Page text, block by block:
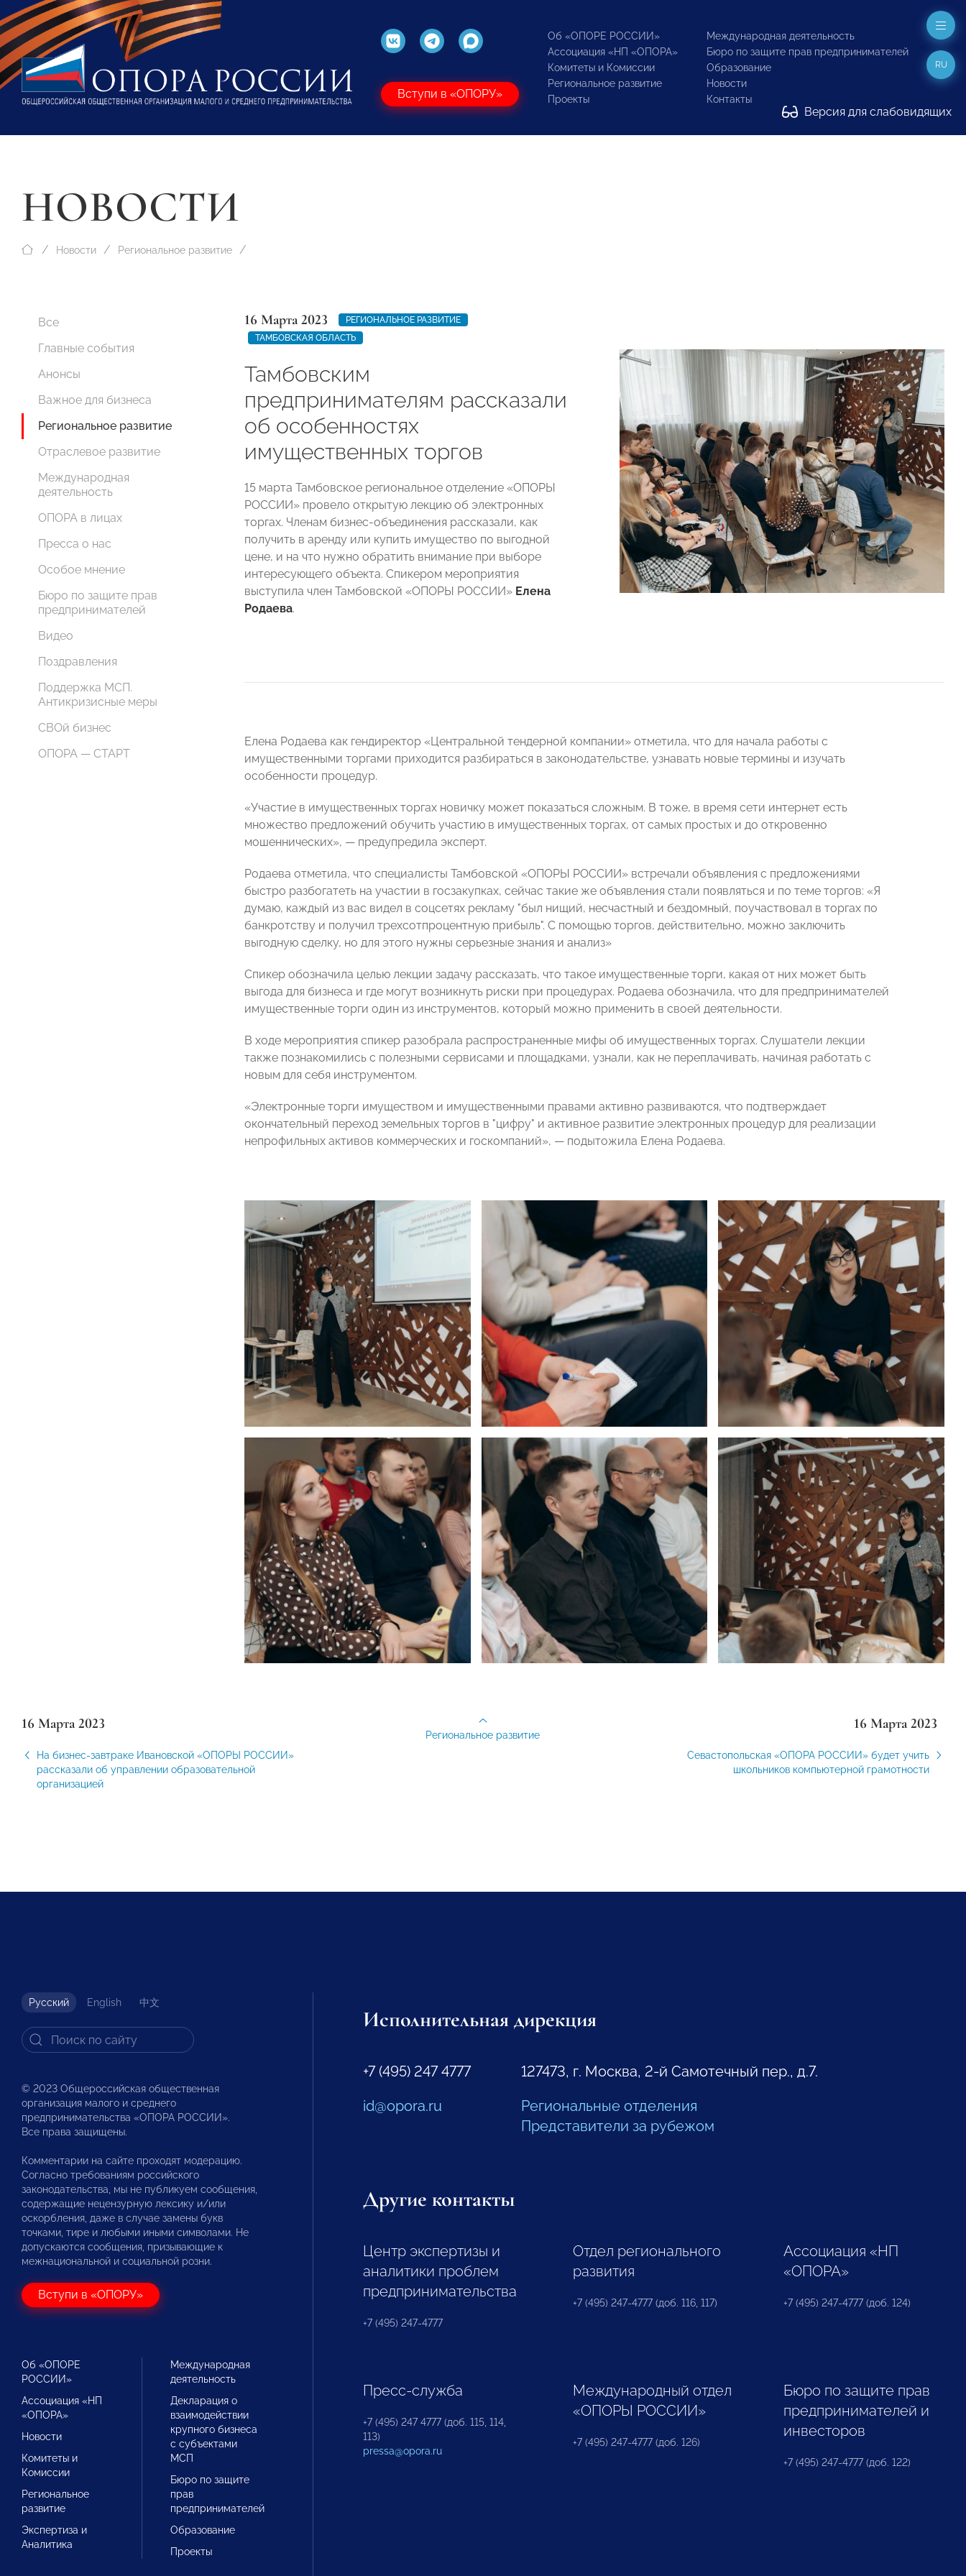
Вступи в «ОПОРУ»
Об «ОПОРЕ РОССИИ»
Ассоциация «НП «ОПОРА»
Комитеты и Комиссии
Региональное развитие
Проекты
Международная деятельность
Бюро по защите прав предпринимателей
Образование
Новости
Контакты
Версия для слабовидящих
RU
НОВОСТИ
Новости Региональное развитие
Все
Главные события
Анонсы
Важное для бизнеса
Региональное развитие
Отраслевое развитие
Международная
деятельность
ОПОРА в лицах
Пресса о нас
Особое мнение
Бюро по защите прав
предпринимателей
Видео
Поздравления
Поддержка МСП.
Антикризисные меры
СВОй бизнес
ОПОРА — СТАРТ
16 Марта 2023
РЕГИОНАЛЬНОЕ РАЗВИТИЕ
ТАМБОВСКАЯ ОБЛАСТЬ
Тамбовским
предпринимателям рассказали
об особенностях
имущественных торгов
15 марта Тамбовское региональное отделение «ОПОРЫ
РОССИИ» провело открытую лекцию об электронных
торгах. Членам бизнес-объединения рассказали, как
получить в аренду или купить имущество по выгодной
цене, и на что нужно обратить внимание при выборе
интересующего объекта. Спикером мероприятия
выступила член Тамбовской «ОПОРЫ РОССИИ» Елена
Родаева.
Елена Родаева как гендиректор «Центральной тендерной компании» отметила, что для начала работы с
имущественными торгами приходится разбираться в законодательстве, узнавать новые термины и изучать
особенности процедур.
«Участие в имущественных торгах новичку может показаться сложным. В тоже, в время сети интернет есть
множество предложений обучить участию в имущественных торгах, от самых простых и до откровенно
мошеннических», — предупредила эксперт.
Родаева отметила, что специалисты Тамбовской «ОПОРЫ РОССИИ» встречали объявления с предложениями
быстро разбогатеть на участии в госзакупках, сейчас такие же объявления стали появляться и по теме торгов: «Я
думаю, каждый из вас видел в соцсетях рекламу "был нищий, несчастный и бездомный, поучаствовал в торгах по
банкротству и получил трехсотпроцентную прибыль". С помощью торгов, действительно, можно заключить
выгодную сделку, но для этого нужны серьезные знания и анализ»
Спикер обозначила целью лекции задачу рассказать, что такое имущественные торги, какая от них может быть
выгода для бизнеса и где могут возникнуть риски при процедурах. Родаева обозначила, что для предпринимателей
имущественные торги один из инструментов, который можно применить в своей деятельности.
В ходе мероприятия спикер разобрала распространенные мифы об имущественных торгах. Слушатели лекции
также познакомились с полезными сервисами и площадками, узнали, как не переплачивать, начиная работать с
новым для себя инструментом.
«Электронные торги имуществом и имущественными правами активно развиваются, что подтверждает
окончательный переход земельных торгов в "цифру" и активное развитие электронных процедур для реализации
непрофильных активов коммерческих и госкомпаний», — подытожила Елена Родаева.
16 Марта 2023
На бизнес-завтраке Ивановской «ОПОРЫ РОССИИ»
рассказали об управлении образовательной
организацией
16 Марта 2023
Севастопольская «ОПОРА РОССИИ» будет учить
школьников компьютерной грамотности
Региональное развитие
Русский English 中文
© 2023 Общероссийская общественная
организация малого и среднего
предпринимательства «ОПОРА РОССИИ».
Все права защищены.
Комментарии на сайте проходят модерацию.
Согласно требованиям российского
законодательства, мы не публикуем сообщения,
содержащие нецензурную лексику и/или
оскорбления, даже в случае замены букв
точками, тире и любыми иными символами. Не
допускаются сообщения, призывающие к
межнациональной и социальной розни.
Вступи в «ОПОРУ»
Об «ОПОРЕ
РОССИИ»
Ассоциация «НП
«ОПОРА»
Новости
Комитеты и
Комиссии
Региональное
развитие
Экспертиза и
Аналитика
Международная
деятельность
Декларация о
взаимодействии
крупного бизнеса
с субъектами
МСП
Бюро по защите
прав
предпринимателей
Образование
Проекты
Исполнительная дирекция
+7 (495) 247 4777
id@opora.ru
127473, г. Москва, 2-й Самотечный пер., д.7.
Региональные отделения
Представители за рубежом
Другие контакты
Центр экспертизы и
аналитики проблем
предпринимательства
+7 (495) 247-4777
Отдел регионального
развития
+7 (495) 247-4777 (доб. 116, 117)
Ассоциация «НП
«ОПОРА»
+7 (495) 247-4777 (доб. 124)
Пресс-служба
+7 (495) 247 4777 (доб. 115, 114,
113)
pressa@opora.ru
Международный отдел
«ОПОРЫ РОССИИ»
+7 (495) 247-4777 (доб. 126)
Бюро по защите прав
предпринимателей и
инвесторов
+7 (495) 247-4777 (доб. 122)